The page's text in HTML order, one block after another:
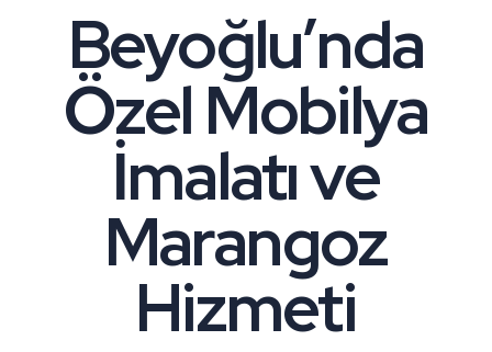
Beyoğlu’nda
Özel Mobilya
İmalatı ve
Marangoz
Hizmeti